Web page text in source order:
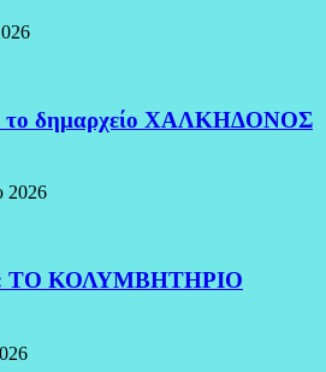
το δημαρχείο ΧΑΛΚΗΔΟΝΟΣ
2026
ΤΟ ΚΟΛΥΜΒΗΤΗΡΙΟ